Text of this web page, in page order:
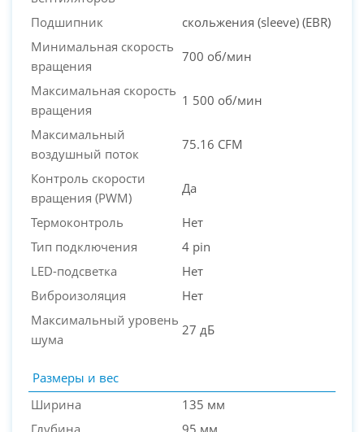
Подшипник
скольжения (sleeve) (EBR)
Минимальная скорость
вращения
700 об/мин
Максимальная скорость
вращения
1 500 об/мин
Максимальный
воздушный поток
75.16 CFM
Контроль скорости
вращения (PWM)
Да
Термоконтроль
Нет
Тип подключения
4 pin
LED-подсветка
Нет
Виброизоляция
Нет
Максимальный уровень
шума
27 дБ
Размеры и вес
Ширина
135 мм